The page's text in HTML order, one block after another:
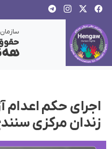
سازمان
اجرای حکم اعدام
زندان مرکزی